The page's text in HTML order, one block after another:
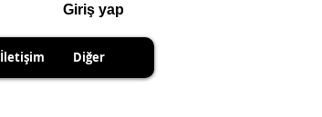
Giriş yap
İletişim Diğer